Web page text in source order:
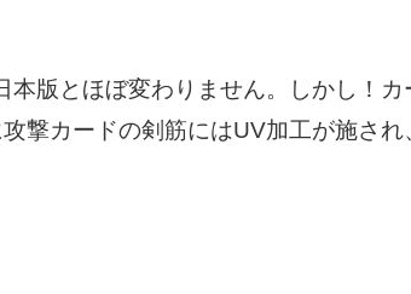
本版とほぼ変わりません。しかし！
撃カードの剣筋にはUV加工が施さ